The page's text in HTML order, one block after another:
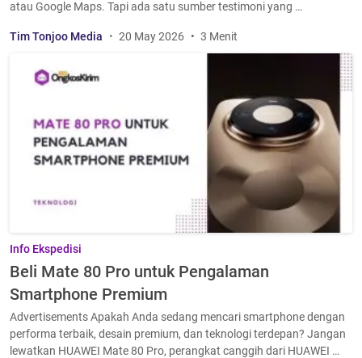
atau Google Maps. Tapi ada satu sumber testimoni yang …
Tim Tonjoo Media 20 May 2026 3 Menit
Info Ekspedisi
Beli Mate 80 Pro untuk Pengalaman
Smartphone Premium
Advertisements Apakah Anda sedang mencari smartphone dengan
performa terbaik, desain premium, dan teknologi terdepan? Jangan
lewatkan HUAWEI Mate 80 Pro, perangkat canggih dari HUAWEI …